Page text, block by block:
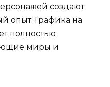
создают
опыт. Графика на
полностью
миры и